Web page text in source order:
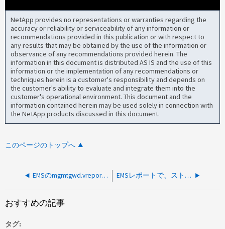
NetApp provides no representations or warranties regarding the
accuracy or reliability or serviceability of any information or
recommendations provided in this publication or with respect to
any results that may be obtained by the use of the information or
observance of any recommendations provided herein. The
information in this document is distributed AS IS and the use of this
information or the implementation of any recommendations or
techniques herein is a customer's responsibility and depends on
the customer's ability to evaluate and integrate them into the
customer's operational environment. This document and the
information contained herein may be used solely in connection with
the NetApp products discussed in this document.
このページのトップへ
EMSのmgmtgwd.vreport.nodesUnreachableはハードウェアのメンテナンス時に報告される EMSレポートで、ストレージエンドSFPの障害が原因でFCポートでリンク切断が検出されたことが報告される
おすすめの記事
タグ